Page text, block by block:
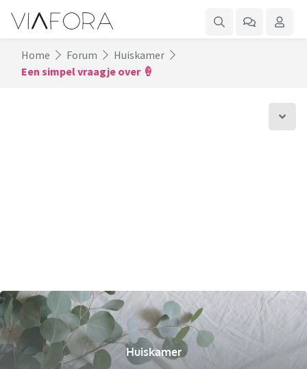
Home Forum
Huiskamer
Een simpel vraagje over 🍦
Huiskamer